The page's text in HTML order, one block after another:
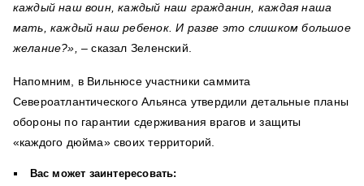
каждый наш воин, каждый наш гражданин, каждая наша
мать, каждый наш ребенок. И разве это слишком большое
желание?», – сказал Зеленский.
Напомним, в Вильнюсе участники саммита
Североатлантического Альянса утвердили детальные планы
обороны по гарантии сдерживания врагов и защиты
«каждого дюйма» своих территорий.
Вас может заинтересовать: